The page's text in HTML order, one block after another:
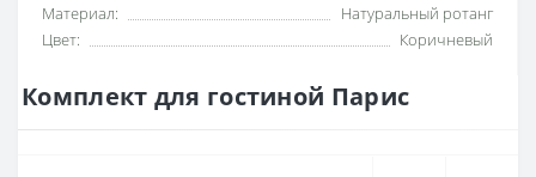
Материал:
Натуральный ротанг
Цвет:
Коричневый
Комплект для гостиной Парис